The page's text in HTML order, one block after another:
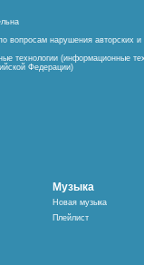
вопросам нарушения авторских
технологии (информационные
Федерации)
Музыка
Новая музыка
Плейлист